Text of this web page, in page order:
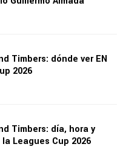
Timbers: dónde ver EN
2026
Timbers: día, hora y
la Leagues Cup 2026